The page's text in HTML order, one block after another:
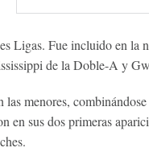
Ligas. Fue incluido en la
de la Doble-A y
menores,
en sus dos primeras